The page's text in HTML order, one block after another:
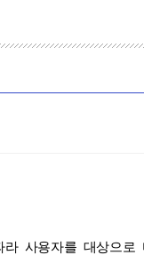
라 사용자를 대상으로